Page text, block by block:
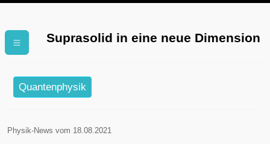
Suprasolid in eine neue Dimension
Quantenphysik
Physik-News vom 18.08.2021